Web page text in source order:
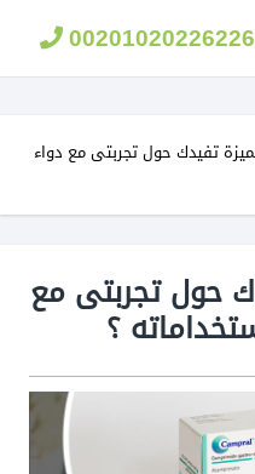
00201020226226
تفيدك حول تجربتى مع دواء
حول تجربتى مع
؟